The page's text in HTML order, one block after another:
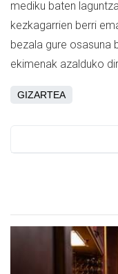
mediku baten
kezkagarrien berri
bezala gure osasuna
ekimenak azalduko
GIZARTEA